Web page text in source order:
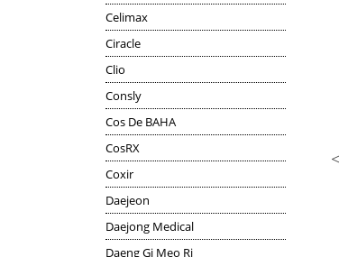
Celimax
Ciracle
Clio
Consly
Cos De BAHA
CosRX
Coxir
Daejeon
Daejong Medical
Daeng Gi Meo Ri
CLEANSING COOLING
для жирной и
кожи головы
DAMAGED PROTECTOR ACID
волос